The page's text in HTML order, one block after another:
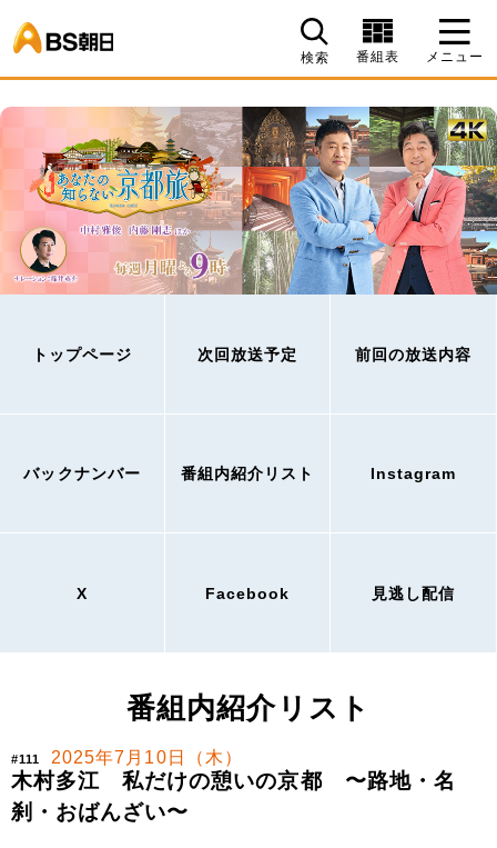
検索 番組表 メニュー
トップページ 次回放送予定 前回の放送内容
バックナンバー 番組内紹介リスト Instagram
X Facebook 見逃し配信
番組内紹介リスト
#111 2025年7月10日（木）
木村多江 私だけの憩いの京都 〜路地・名
刹・おばんざい〜